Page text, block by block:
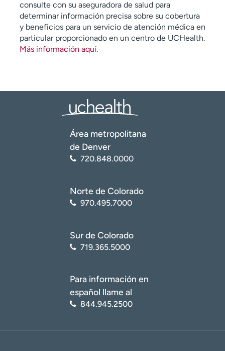
consulte con su aseguradora de salud para
determinar información precisa sobre su cobertura
y beneficios para un servicio de atención médica en
particular proporcionado en un centro de UCHealth.
Más información aquí.
Área metropolitana
de Denver
720.848.0000
Norte de Colorado
970.495.7000
Sur de Colorado
719.365.5000
Para información en
español llame al
844.945.2500